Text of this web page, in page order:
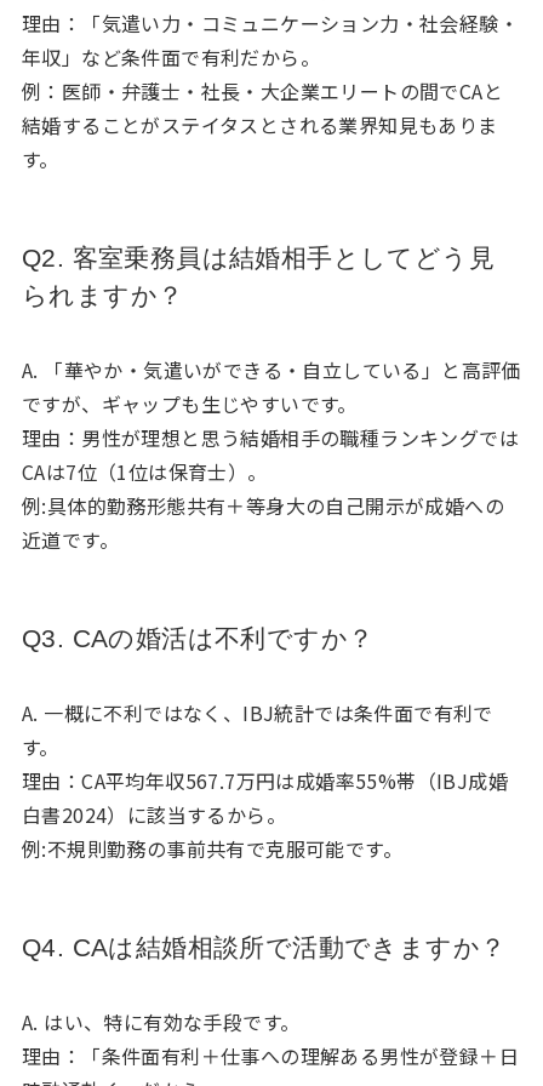
理由：「気遣い力・コミュニケーション力・社会経験・
年収」など条件面で有利だから。
例：医師・弁護士・社長・大企業エリートの間でCAと
結婚することがステイタスとされる業界知見もありま
す。
Q2. 客室乗務員は結婚相手としてどう見
られますか？
A. 「華やか・気遣いができる・自立している」と高評価
ですが、ギャップも生じやすいです。
理由：男性が理想と思う結婚相手の職種ランキングでは
CAは7位（1位は保育士）。
例:具体的勤務形態共有＋等身大の自己開示が成婚への
近道です。
Q3. CAの婚活は不利ですか？
A. 一概に不利ではなく、IBJ統計では条件面で有利で
す。
理由：CA平均年収567.7万円は成婚率55%帯（IBJ成婚
白書2024）に該当するから。
例:不規則勤務の事前共有で克服可能です。
Q4. CAは結婚相談所で活動できますか？
A. はい、特に有効な手段です。
理由：「条件面有利＋仕事への理解ある男性が登録＋日